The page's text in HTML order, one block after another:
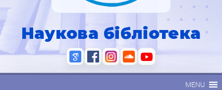
Наукова бібліотека
MENU